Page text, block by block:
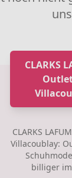
CLARKS
CLARKS
Villacoublay:
billiger im